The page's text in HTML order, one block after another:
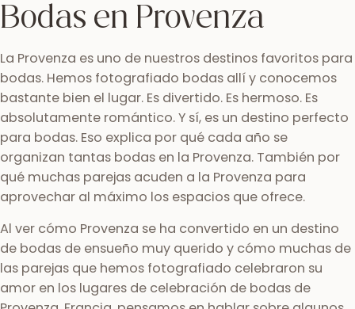
Bodas en Provenza
La Provenza es uno de nuestros destinos favoritos para
bodas. Hemos fotografiado bodas allí y conocemos
bastante bien el lugar. Es divertido. Es hermoso. Es
absolutamente romántico. Y sí, es un destino perfecto
para bodas. Eso explica por qué cada año se
organizan tantas bodas en la Provenza. También por
qué muchas parejas acuden a la Provenza para
aprovechar al máximo los espacios que ofrece.
Al ver cómo Provenza se ha convertido en un destino
de bodas de ensueño muy querido y cómo muchas de
las parejas que hemos fotografiado celebraron su
amor en los lugares de celebración de bodas de